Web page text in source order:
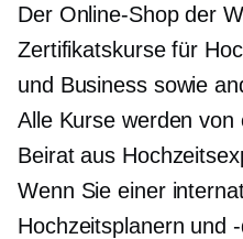
Der Online-Shop der
Zertifikatskurse für
und Business sowie
Alle Kurse werden von
Beirat aus
Wenn Sie einer
Hochzeitsplanern und